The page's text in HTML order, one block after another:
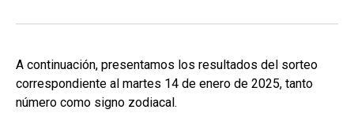
A continuación, presentamos los resultados del sorteo
correspondiente al martes 14 de enero de 2025, tanto
número como signo zodiacal.